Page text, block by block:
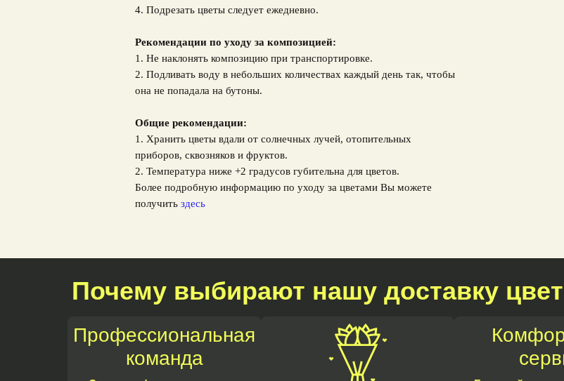
4. Подрезать цветы следует ежедневно.
Рекомендации по уходу за композицией:
1. Не наклонять композицию при транспортировке.
2. Подливать воду в небольших количествах каждый день так, чтобы
она не попадала на бутоны.
Общие рекомендации:
1. Хранить цветы вдали от солнечных лучей, отопительных
приборов, сквозняков и фруктов.
2. Температура ниже +2 градусов губительна для цветов.
Более подробную информацию по уходу за цветами Вы можете
получить здесь
Почему выбирают нашу доставку
Профессиональная
команда